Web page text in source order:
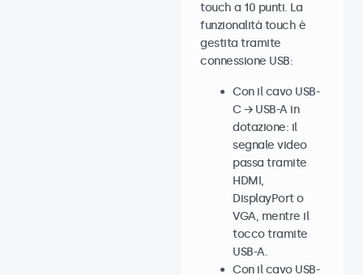
touch a 10 punti. La
funzionalità touch è
gestita tramite
connessione USB:
Con il cavo USB-
C → USB-A in
dotazione: il
segnale video
passa tramite
HDMI,
DisplayPort o
VGA, mentre il
tocco tramite
USB-A.
Con il cavo USB-